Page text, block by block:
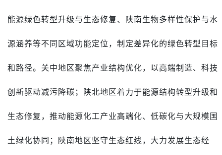
能源绿色转型升级与生态修复、陕南生物多样性保护与水
源涵养等不同区域功能定位，制定差异化的绿色转型目标
和路径。关中地区聚焦产业结构优化，以高端制造、科技
创新驱动减污降碳；陕北地区着力于能源结构转型升级和
生态修复，推动能源化工产业高端化、低碳化与大规模国
土绿化协同；陕南地区坚守生态红线，大力发展生态经